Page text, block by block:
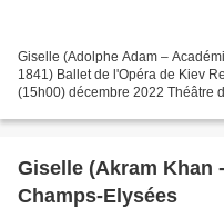
Giselle (Adolphe Adam –
1841) Ballet de l'Opéra de Kiev
(15h00) décembre 2022 Théâtre
Giselle (Akram Khan
Champs-Elysées